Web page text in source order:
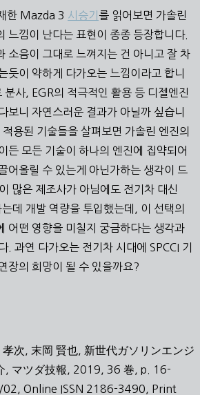
한 Mazda 3 시승기 를 읽어보면 가솔린
느낌이 난다는 표현이 종종 등장합니다.
소음이 그대로 느껴지는 건 아니고 잘 차
듯이 약하게 다가오는 느낌이라고 합니
사, EGR의 적극적인 활용 등 디젤엔진
보니 자연스러운 결과가 아닐까 싶습니
용된 기술들을 살펴보면 가솔린 엔진의
든 모든 기술이 하나의 엔진에 집약되어
어올릴 수 있는게 아닌가하는 생각이 드
많은 제조사가 아님에도 전기차 대신
데 개발 역량을 투입했는데, 이 선택의
어떤 영향을 미칠지 궁금하다는 생각과
. 과연 다가오는 전기차 시대에 SPCCI 기
장의 희망이 될 수 있을까요?
孝次, 末岡 賢也, 新世代ガソリンエンジ
, マツダ技報, 2019, 36 巻, p. 16-
Online ISSN 2186-3490, Print